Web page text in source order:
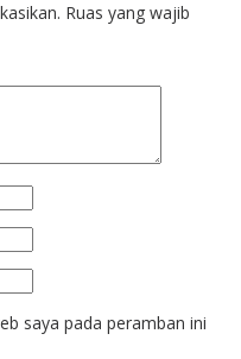
Ruas yang wajib
saya pada peramban ini